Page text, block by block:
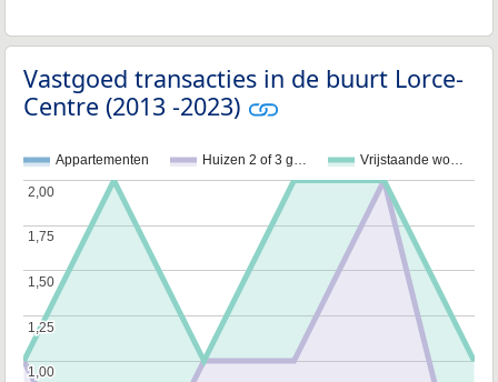
Vastgoed transacties in de buurt Lorce-
Centre (2013 -2023)
Appartementen Huizen 2 of 3 g… Vrijstaande wo…
1,00
1,00
1,25
1,25
1,50
1,50
1,75
1,75
2,00
2,00